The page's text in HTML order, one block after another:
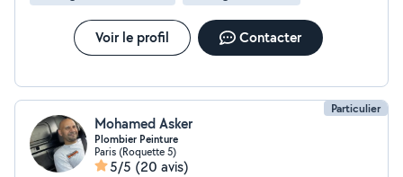
Voir le profil Contacter
Particulier
Mohamed Asker
Plombier Peinture
Paris (Roquette 5)
5/5 (20 avis)